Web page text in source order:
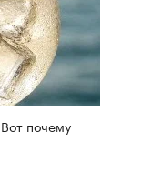
почему